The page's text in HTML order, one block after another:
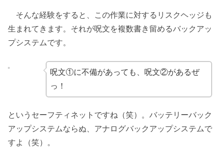
そんな経験をすると、この作業に対するリスクヘッジも
生まれてきます。それが呪文を複数書き留めるバックアッ
プシステムです。
呪文①に不備があっても、呪文②があるぜ
っ！
というセーフティネットですね（笑）。バッテリーバック
アップシステムならぬ、アナログバックアップシステムで
すよ（笑）。